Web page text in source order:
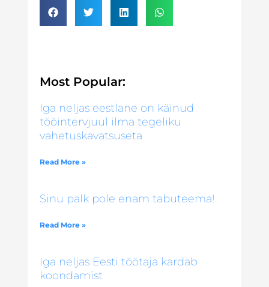
Most Popular:
Iga neljas eestlane on käinud
tööintervjuul ilma tegeliku
vahetuskavatsuseta
Read More »
Sinu palk pole enam tabuteema!
Read More »
Iga neljas Eesti töötaja kardab
koondamist